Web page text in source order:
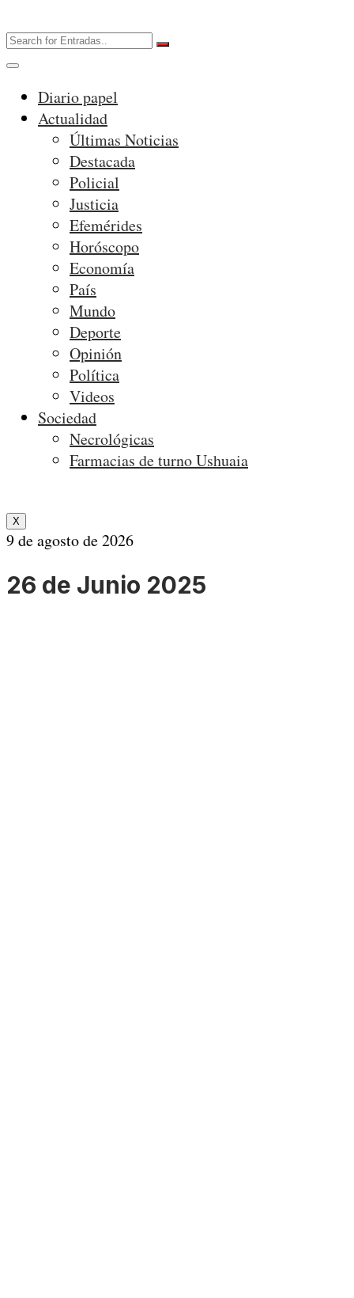
Diario papel
Actualidad
Últimas Noticias
Destacada
Policial
Justicia
Efemérides
Horóscopo
Economía
País
Mundo
Deporte
Opinión
Política
Videos
Sociedad
Necrológicas
Farmacias de turno Ushuaia
X
9 de agosto de 2026
26 de Junio 2025